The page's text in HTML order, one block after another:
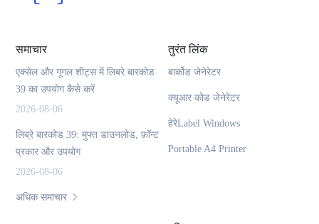
समाचार
एक्सेल और गूगल शीट्स में लिबरे बारकोड
39 का उपयोग कैसे करें
2026-08-06
लिब्रे बारकोड 39: मुफ्त डाउनलोड, फ़ॉन्ट
प्रकार और उपयोग
2026-08-06
अधिक समाचार
तुरंत लिंक
बार्कोड जेनेरेटर
क्यूआर कोड जेनेरेटर
हेरेLabel Windows
Portable A4 Printer